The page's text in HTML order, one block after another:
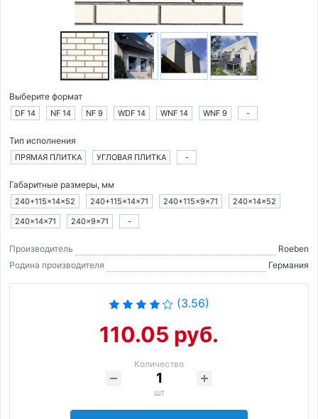
Выберите формат
DF 14 NF 14 NF 9 WDF 14 WNF 14 WNF 9 -
Тип исполнения
ПРЯМАЯ ПЛИТКА УГЛОВАЯ ПЛИТКА -
Габаритные размеры, мм
240+115×14×52 240+115×14×71 240+115×9×71
240×14×52
240×14×71
240×9×71 -
Производитель
Roeben
Родина производителя
Германия
(3.56)
110.05 руб.
Количество
шт